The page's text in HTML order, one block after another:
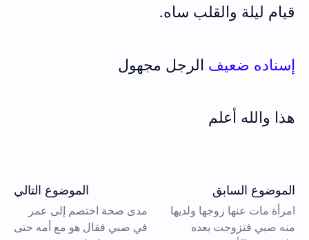
قيام ليلة والقلب ساه.
إسناده ضعيف الرجل مجهول
هذا والله أعلم